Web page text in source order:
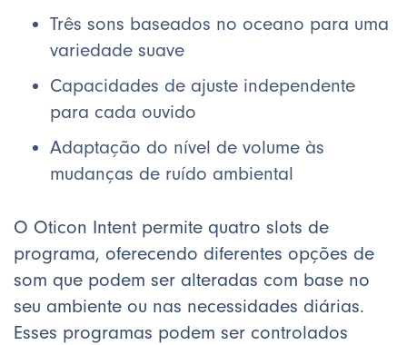
Três sons baseados no oceano para uma
variedade suave
Capacidades de ajuste independente
para cada ouvido
Adaptação do nível de volume às
mudanças de ruído ambiental
O Oticon Intent permite quatro slots de
programa, oferecendo diferentes opções de
som que podem ser alteradas com base no
seu ambiente ou nas necessidades diárias.
Esses programas podem ser controlados